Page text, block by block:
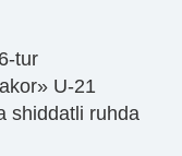
tur
U-21
shiddatli ruhda